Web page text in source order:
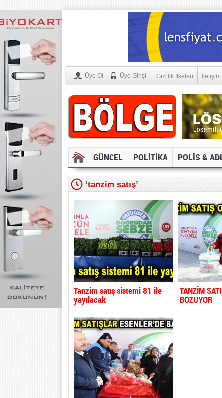
Üye Ol Üye Girişi Gizlilik İlkeleri İletişim
GÜNCEL POLİTİKA POLİS &
‘tanzim satış’
Tanzim satış sistemi 81 ile
yayılacak
TANZİM
BOZUYOR